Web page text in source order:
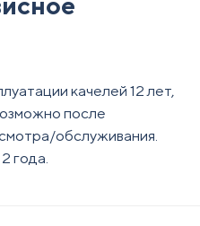
качелей 12 лет,
после
обслуживания.
года.